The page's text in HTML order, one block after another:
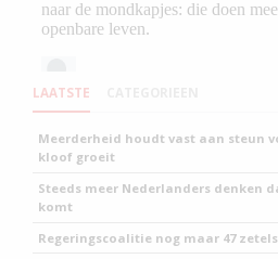
LAATSTE
Meerderheid houdt vast aan steun
kloof groeit
Steeds meer Nederlanders denken
komt
Regeringscoalitie nog maar 47